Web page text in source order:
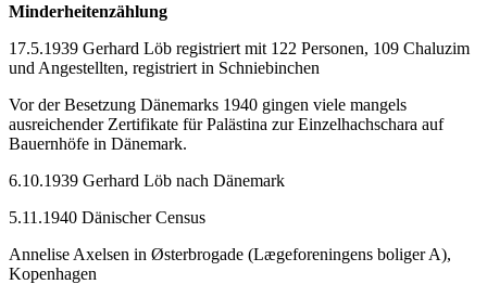
Minderheitenzählung
17.5.1939 Gerhard Löb registriert mit 122 Personen, 109 Chaluzim
und Angestellten, registriert in Schniebinchen
Vor der Besetzung Dänemarks 1940 gingen viele mangels
ausreichender Zertifikate für Palästina zur Einzelhachschara auf
Bauernhöfe in Dänemark.
6.10.1939 Gerhard Löb nach Dänemark
5.11.1940 Dänischer Census
Annelise Axelsen in Østerbrogade (Lægeforeningens boliger A),
Kopenhagen